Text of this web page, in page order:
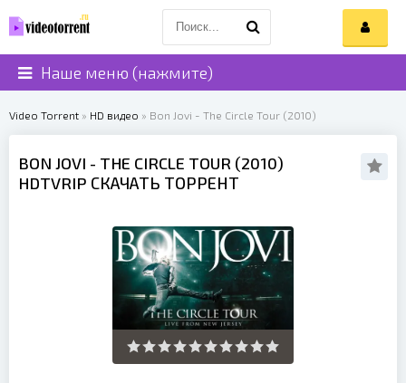
Наше меню (нажмите)
Video Torrent » HD видео » Bon Jovi - The Circle Tour (2010)
BON JOVI - THE CIRCLE TOUR (2010)
HDTVRIP СКАЧАТЬ ТОРРЕНТ